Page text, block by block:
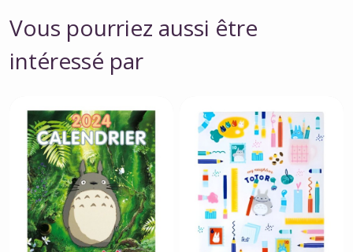
Vous pourriez aussi être
intéressé par